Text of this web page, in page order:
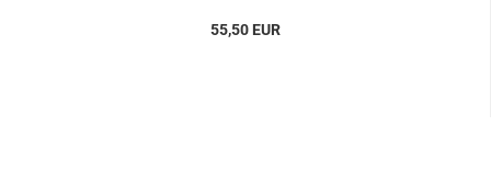
55,50 EUR